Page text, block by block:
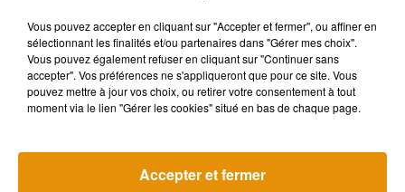
Pomme emprunte le décor de
l’émission « Loups Garous » pour
La version
Day »
+ DE MUSIQUE
Vous pouvez accepter en cliquant sur "Accepter et fermer", ou affiner en
sélectionnant les finalités et/ou partenaires dans "Gérer mes choix".
Vous pouvez également refuser en cliquant sur "Continuer sans
accepter". Vos préférences ne s'appliqueront que pour ce site. Vous
pouvez mettre à jour vos choix, ou retirer votre consentement à tout
moment via le lien "Gérer les cookies" situé en bas de chaque page.
Accepter et fermer